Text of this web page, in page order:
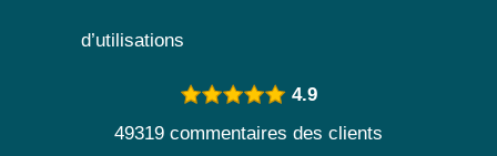
d’utilisations
4.9
49319 commentaires des clients